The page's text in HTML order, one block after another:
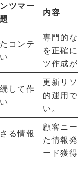
ツマー
内容
コンテ
専門的
を正確
ツ作成が
して作
更新リ
的運用
い。
る情報
顧客ニ
た情報
ード獲